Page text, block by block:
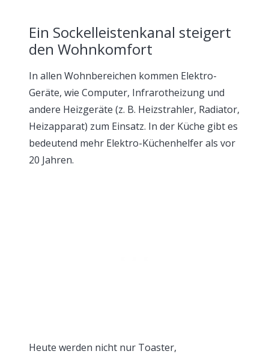
Ein Sockelleistenkanal steigert
den Wohnkomfort
In allen Wohnbereichen kommen Elektro-
Geräte, wie Computer, Infrarotheizung und
andere Heizgeräte (z. B. Heizstrahler, Radiator,
Heizapparat) zum Einsatz. In der Küche gibt es
bedeutend mehr Elektro-Küchenhelfer als vor
20 Jahren.
Heute werden nicht nur Toaster,